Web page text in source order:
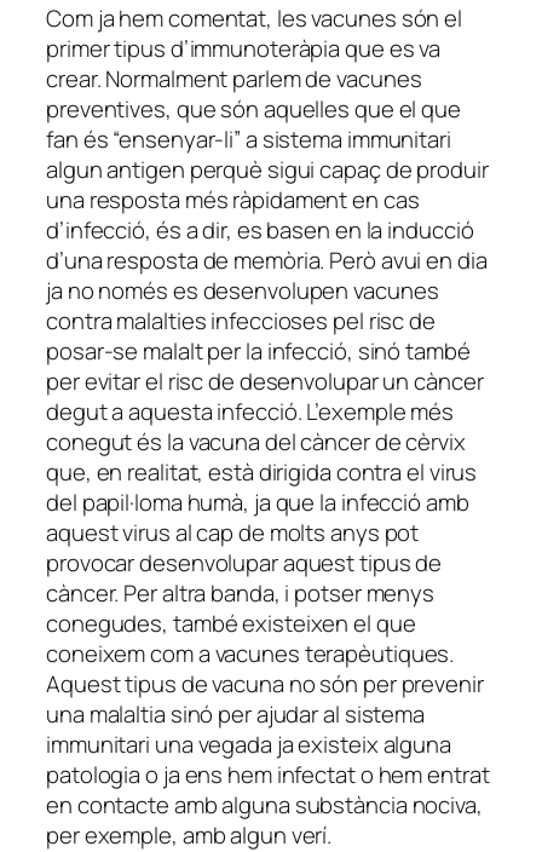
Com ja hem comentat, les vacunes són el
primer tipus d’immunoteràpia que es va
crear. Normalment parlem de vacunes
preventives, que són aquelles que el que
fan és “ensenyar-li” a sistema immunitari
algun antigen perquè sigui capaç de produir
una resposta més ràpidament en cas
d’infecció, és a dir, es basen en la inducció
d’una resposta de memòria. Però avui en dia
ja no només es desenvolupen vacunes
contra malalties infeccioses pel risc de
posar-se malalt per la infecció, sinó també
per evitar el risc de desenvolupar un càncer
degut a aquesta infecció. L’exemple més
conegut és la vacuna del càncer de cèrvix
que, en realitat, està dirigida contra el virus
del papil·loma humà, ja que la infecció amb
aquest virus al cap de molts anys pot
provocar desenvolupar aquest tipus de
càncer. Per altra banda, i potser menys
conegudes, també existeixen el que
coneixem com a vacunes terapèutiques.
Aquest tipus de vacuna no són per prevenir
una malaltia sinó per ajudar al sistema
immunitari una vegada ja existeix alguna
patologia o ja ens hem infectat o hem entrat
en contacte amb alguna substància nociva,
per exemple, amb algun verí.